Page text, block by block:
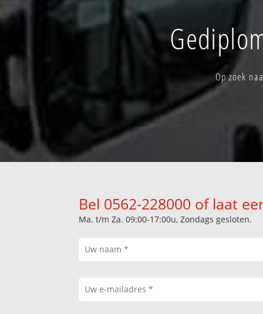
Op zoek
Bel 0562-228000 of laat
Ma. t/m Za. 09:00-17:00u, Zondags gesloten.